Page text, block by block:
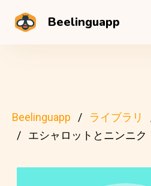
Beelinguapp
Beelinguapp ライブラリ
エシャロットとニンニク